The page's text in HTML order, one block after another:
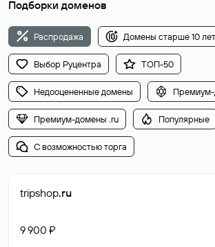
Подборки доменов
Распродажа Домены старше 10 лет
Выбор Руцентра ТОП-50
Недооцененные домены
Премиум-домены .ru Популярные
С возможностью торга
tripshop.ru
9 900 ₽